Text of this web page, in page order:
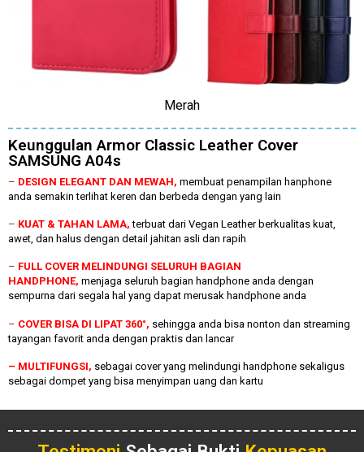
Merah
Keunggulan Armor Classic Leather Cover
SAMSUNG A04s
– DESIGN ELEGANT DAN MEWAH, membuat penampilan hanphone
anda semakin terlihat keren dan berbeda dengan yang lain
– KUAT & TAHAN LAMA,terbuat dari Vegan Leather berkualitas kuat,
awet, dan halus dengan detail jahitan asli dan rapih
– FULL COVER MELINDUNGI SELURUH BAGIAN
HANDPHONE, menjaga seluruh bagian handphone anda dengan
sempurna dari segala hal yang dapat merusak handphone anda
– COVER BISA DI LIPAT 360°, sehingga anda bisa nonton dan streaming
tayangan favorit anda dengan praktis dan lancar
– MULTIFUNGSI, sebagai cover yang melindungi handphone sekaligus
sebagai dompet yang bisa menyimpan uang dan kartu